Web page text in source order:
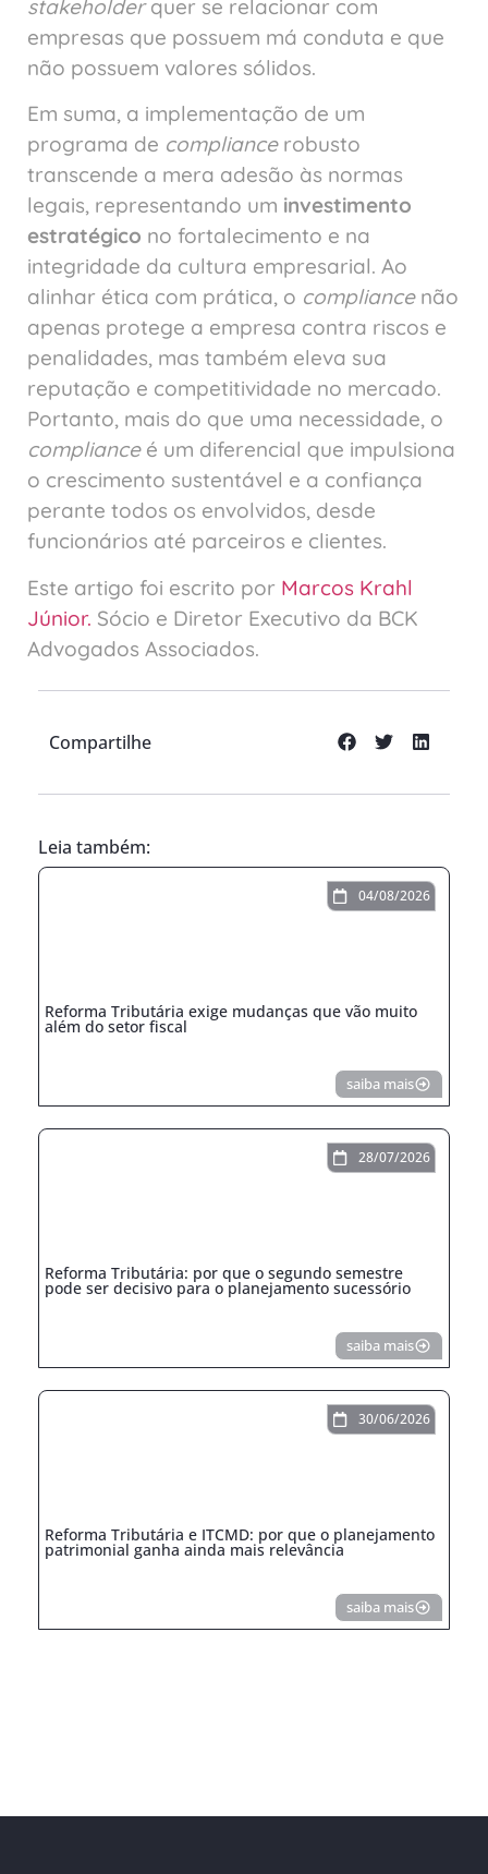
stakeholderquer se relacionar com
empresas que possuem má conduta e que
não possuem valores sólidos.
Em suma, a implementação de um
programa de compliance robusto
transcende a mera adesão às normas
legais, representando um investimento
estratégico no fortalecimento e na
integridade da cultura empresarial. Ao
alinhar ética com prática, o compliancenão
apenas protege a empresa contra riscos e
penalidades, mas também eleva sua
reputação e competitividade no mercado.
Portanto, mais do que uma necessidade, o
complianceé um diferencial que impulsiona
o crescimento sustentável e a confiança
perante todos os envolvidos, desde
funcionários até parceiros e clientes.
Este artigo foi escrito por Marcos Krahl
Júnior. Sócio e Diretor Executivo da BCK
Advogados Associados.
Compartilhe
Leia também:
04/08/2026
Reforma Tributária exige mudanças que vão muito
além do setor fiscal
saiba mais
28/07/2026
Reforma Tributária: por que o segundo semestre
pode ser decisivo para o planejamento sucessório
saiba mais
30/06/2026
Reforma Tributária e ITCMD: por que o planejamento
patrimonial ganha ainda mais relevância
saiba mais